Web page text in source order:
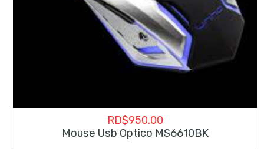
RD$950.00
Mouse Usb Optico MS6610BK